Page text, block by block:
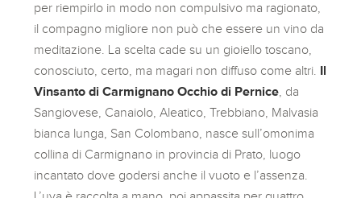
per riempirlo in modo non compulsivo ma ragionato,
il compagno migliore non può che essere un vino da
meditazione. La scelta cade su un gioiello toscano,
conosciuto, certo, ma magari non diffuso come altri. Il
Vinsanto di Carmignano Occhio di Pernice , da
Sangiovese, Canaiolo, Aleatico, Trebbiano, Malvasia
bianca lunga, San Colombano, nasce sull’omonima
collina di Carmignano in provincia di Prato, luogo
incantato dove godersi anche il vuoto e l’assenza.